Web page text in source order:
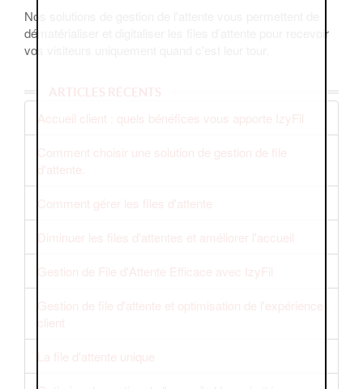
Nos solutions de gestion de l'attente vous permettent de
dématérialiser et digitaliser les files d’attente pour recevoir
vos visiteurs uniquement quand c'est leur tour.
ARTICLES RÉCENTS
Accueil client : quels bénéfices vous apporte IzyFil
Comment choisir une solution de gestion de file
d'attente.
Comment gérer les files d'attente
Diminuer les files d'attentes et améliorer l'accueil
Gestion de File d'Attente Efficace avec IzyFil
Gestion de file d'attente et optimisation de l'expérience
client
La file d'attente unique